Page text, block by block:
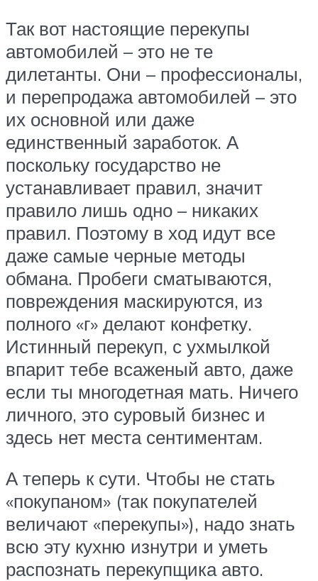
Так вот настоящие перекупы
автомобилей – это не те
дилетанты. Они – профессионалы,
и перепродажа автомобилей – это
их основной или даже
единственный заработок. А
поскольку государство не
устанавливает правил, значит
правило лишь одно – никаких
правил. Поэтому в ход идут все
даже самые черные методы
обмана. Пробеги сматываются,
повреждения маскируются, из
полного «г» делают конфетку.
Истинный перекуп, с ухмылкой
впарит тебе всаженый авто, даже
если ты многодетная мать. Ничего
личного, это суровый бизнес и
здесь нет места сентиментам.
А теперь к сути. Чтобы не стать
«покупаном» (так покупателей
величают «перекупы»), надо знать
всю эту кухню изнутри и уметь
распознать перекупщика авто.